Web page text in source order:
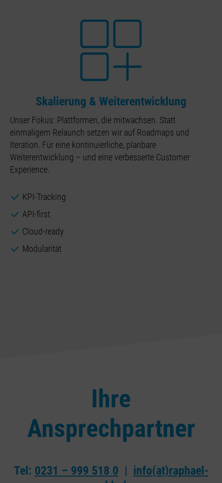
Skalierung & Weiterentwicklung
Unser Fokus: Plattformen, die mitwachsen. Statt
einmaligem Relaunch setzen wir auf Roadmaps und
Iteration. Für eine kontinuierliche, planbare
Weiterentwicklung – und eine verbesserte Customer
Experience.
KPI-Tracking
API-first
Cloud-ready
Modularität
Ihre
Ansprechpartner
Tel: 0231 – 999 518 0 | info(at)raphael-